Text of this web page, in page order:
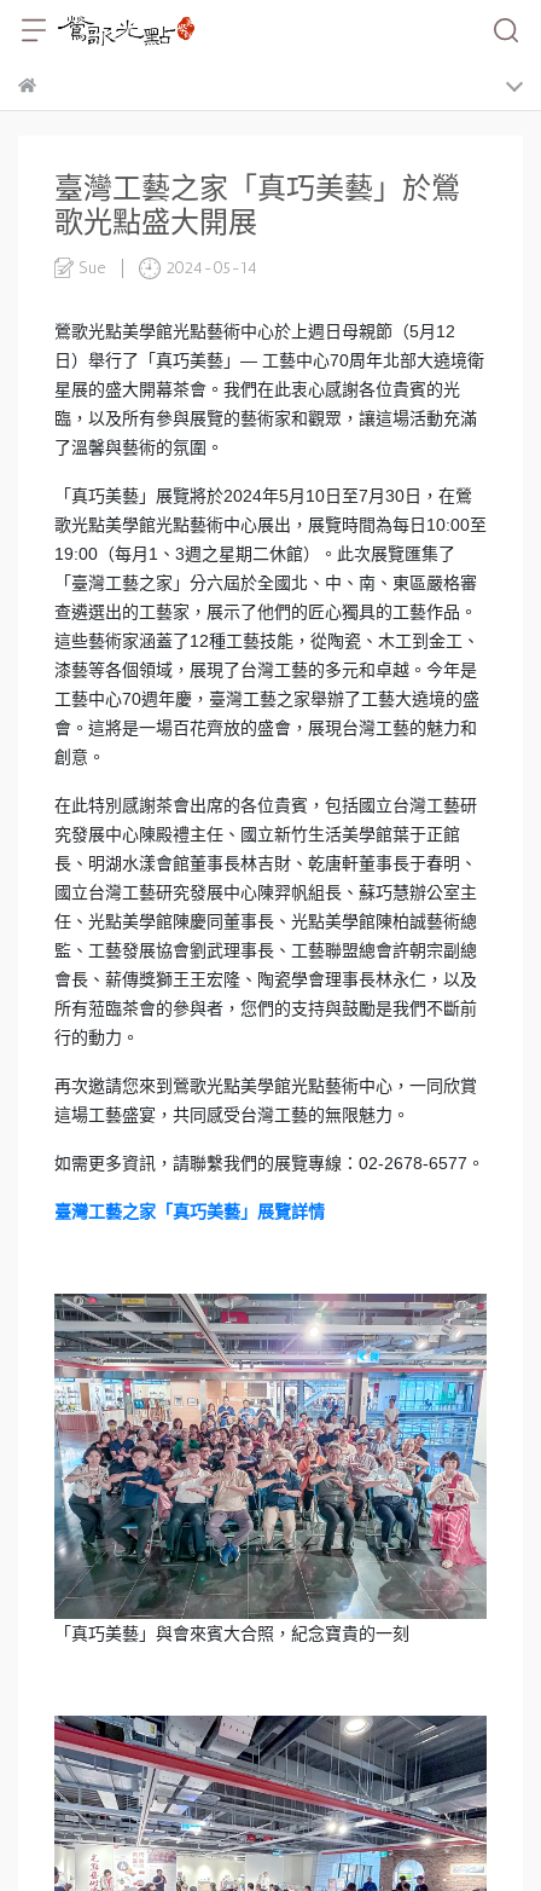
臺灣工藝之家「真巧美藝」於鶯
歌光點盛大開展
Sue 2024-05-14
鶯歌光點美學館光點藝術中心於上週日母親節（5月12
日）舉行了「真巧美藝」— 工藝中心70周年北部大遶境衛
星展的盛大開幕茶會。我們在此衷心感謝各位貴賓的光
臨，以及所有參與展覽的藝術家和觀眾，讓這場活動充滿
了溫馨與藝術的氛圍。
「真巧美藝」展覽將於2024年5月10日至7月30日，在鶯
歌光點美學館光點藝術中心展出，展覽時間為每日10:00至
19:00（每月1、3週之星期二休館）。此次展覽匯集了
「臺灣工藝之家」分六屆於全國北、中、南、東區嚴格審
查遴選出的工藝家，展示了他們的匠心獨具的工藝作品。
這些藝術家涵蓋了12種工藝技能，從陶瓷、木工到金工、
漆藝等各個領域，展現了台灣工藝的多元和卓越。今年是
工藝中心70週年慶，臺灣工藝之家舉辦了工藝大遶境的盛
會。這將是一場百花齊放的盛會，展現台灣工藝的魅力和
創意。
在此特別感謝茶會出席的各位貴賓，包括國立台灣工藝研
究發展中心陳殿禮主任、國立新竹生活美學館葉于正館
長、明湖水漾會館董事長林吉財、乾唐軒董事長于春明、
國立台灣工藝研究發展中心陳羿帆組長、蘇巧慧辦公室主
任、光點美學館陳慶同董事長、光點美學館陳柏誠藝術總
監、工藝發展協會劉武理事長、工藝聯盟總會許朝宗副總
會長、薪傳獎獅王王宏隆、陶瓷學會理事長林永仁，以及
所有蒞臨茶會的參與者，您們的支持與鼓勵是我們不斷前
行的動力。
再次邀請您來到鶯歌光點美學館光點藝術中心，一同欣賞
這場工藝盛宴，共同感受台灣工藝的無限魅力。
如需更多資訊，請聯繫我們的展覽專線：02-2678-6577。
臺灣工藝之家「真巧美藝」展覽詳情
「真巧美藝」與會來賓大合照，紀念寶貴的一刻